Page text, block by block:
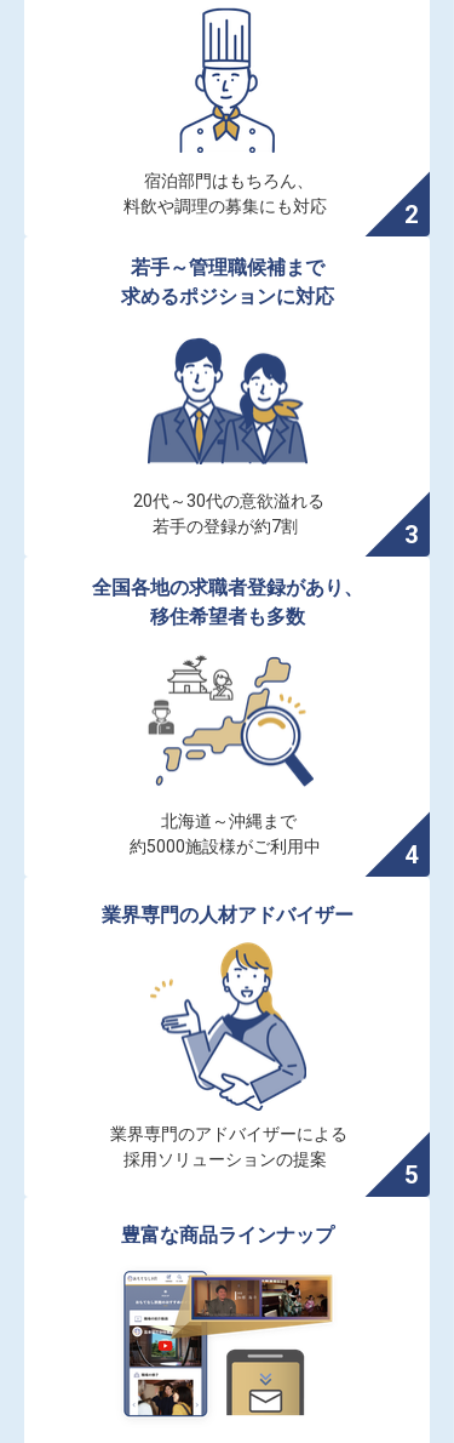
宿泊部門はもちろん、
料飲や調理の募集にも対応
若手～管理職候補まで
求めるポジションに対応
20代～30代の意欲溢れる
若手の登録が約7割
全国各地の求職者登録があり、
移住希望者も多数
北海道～沖縄まで
約5000施設様がご利用中
業界専門の人材アドバイザー
業界専門のアドバイザーによる
採用ソリューションの提案
豊富な商品ラインナップ